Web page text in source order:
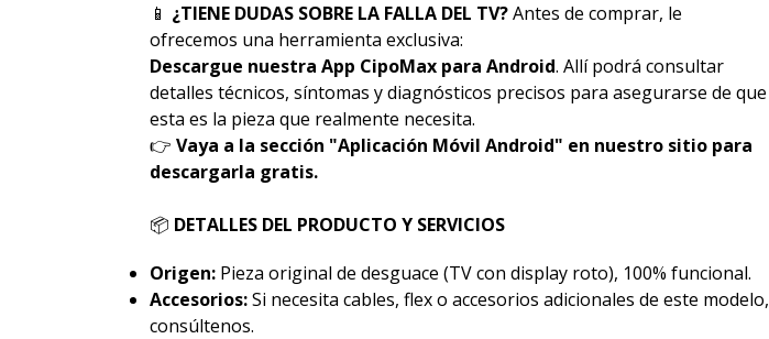
📱 ¿TIENE DUDAS SOBRE LA FALLA DEL TV?Antes de comprar, le
ofrecemos una herramienta exclusiva:
Descargue nuestra App CipoMax para Android. Allí podrá consultar
detalles técnicos, síntomas y diagnósticos precisos para asegurarse de que
esta es la pieza que realmente necesita.
👉 Vaya a la sección "Aplicación Móvil Android" en nuestro sitio para
descargarla gratis.
📦 DETALLES DEL PRODUCTO Y SERVICIOS
Origen:Pieza original de desguace (TV con display roto), 100% funcional.
Accesorios:Si necesita cables, flex o accesorios adicionales de este modelo,
consúltenos.